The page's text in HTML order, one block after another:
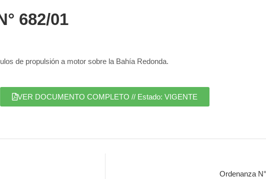
682/01
de propulsión a motor sobre la Bahía Redonda.
VER DOCUMENTO COMPLETO // Estado: VIGENTE
Ordenanza